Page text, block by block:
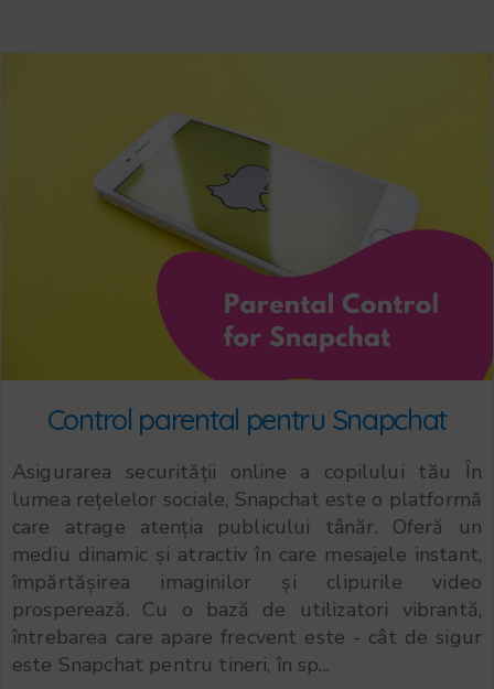
Control parental pentru Snapchat
Asigurarea securității online a copilului tău În
lumea rețelelor sociale, Snapchat este o platformă
care atrage atenția publicului tânăr. Oferă un
mediu dinamic și atractiv în care mesajele instant,
împărtășirea imaginilor și clipurile video
prosperează. Cu o bază de utilizatori vibrantă,
întrebarea care apare frecvent este - cât de sigur
este Snapchat pentru tineri, în sp...